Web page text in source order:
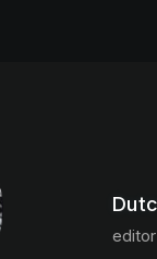
editor